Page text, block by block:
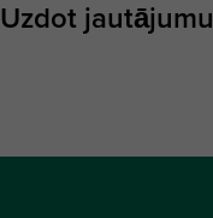
Uzdot jautājumu